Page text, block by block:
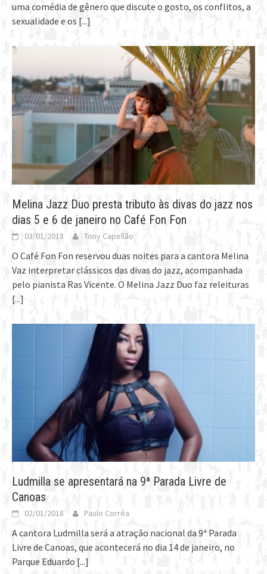
uma comédia de gênero que discute o gosto, os conflitos, a
sexualidade e os [...]
Melina Jazz Duo presta tributo às divas do jazz nos
dias 5 e 6 de janeiro no Café Fon Fon
03/01/2018 Tony Capellão
O Café Fon Fon reservou duas noites para a cantora Melina
Vaz interpretar clássicos das divas do jazz, acompanhada
pelo pianista Ras Vicente. O Melina Jazz Duo faz releituras
[...]
Ludmilla se apresentará na 9ª Parada Livre de
Canoas
02/01/2018 Paulo Corrêa
A cantora Ludmilla será a atração nacional da 9ª Parada
Livre de Canoas, que acontecerá no dia 14 de janeiro, no
Parque Eduardo [...]